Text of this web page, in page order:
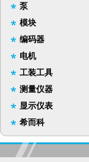
泵
模块
编码器
电机
工装工具
测量仪器
显示仪表
希而科